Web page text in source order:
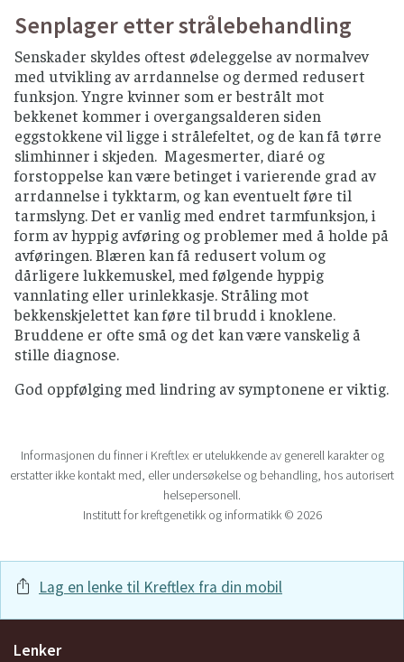
Senplager etter strålebehandling
Senskader skyldes oftest ødeleggelse av normalvev
med utvikling av arrdannelse og dermed redusert
funksjon. Yngre kvinner som er bestrålt mot
bekkenet kommer i overgangsalderen siden
eggstokkene vil ligge i strålefeltet, og de kan få tørre
slimhinner i skjeden. Magesmerter, diaré og
forstoppelse kan være betinget i varierende grad av
arrdannelse i tykktarm, og kan eventuelt føre til
tarmslyng. Det er vanlig med endret tarmfunksjon, i
form av hyppig avføring og problemer med å holde på
avføringen. Blæren kan få redusert volum og
dårligere lukkemuskel, med følgende hyppig
vannlating eller urinlekkasje. Stråling mot
bekkenskjelettet kan føre til brudd i knoklene.
Bruddene er ofte små og det kan være vanskelig å
stille diagnose.
God oppfølging med lindring av symptonene er viktig.
Informasjonen du finner i Kreftlex er utelukkende av generell karakter og
erstatter ikke kontakt med, eller undersøkelse og behandling, hos autorisert
helsepersonell.
Institutt for kreftgenetikk og informatikk © 2026
Lag en lenke til Kreftlex fra din mobil
Lenker